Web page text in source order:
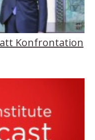
Konfrontation